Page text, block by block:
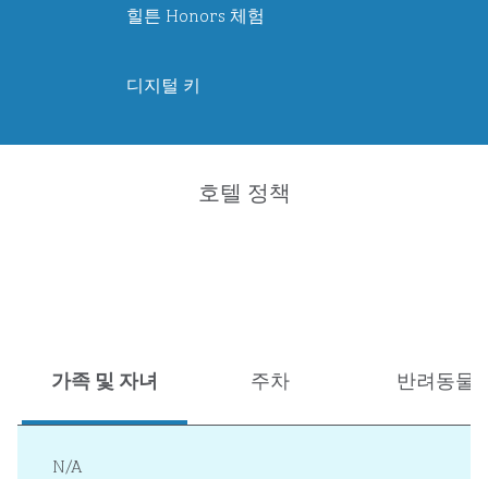
힐튼 Honors 체험
디지털 키
호텔 정책
가족 및 자녀 주차 반려동물
N/A